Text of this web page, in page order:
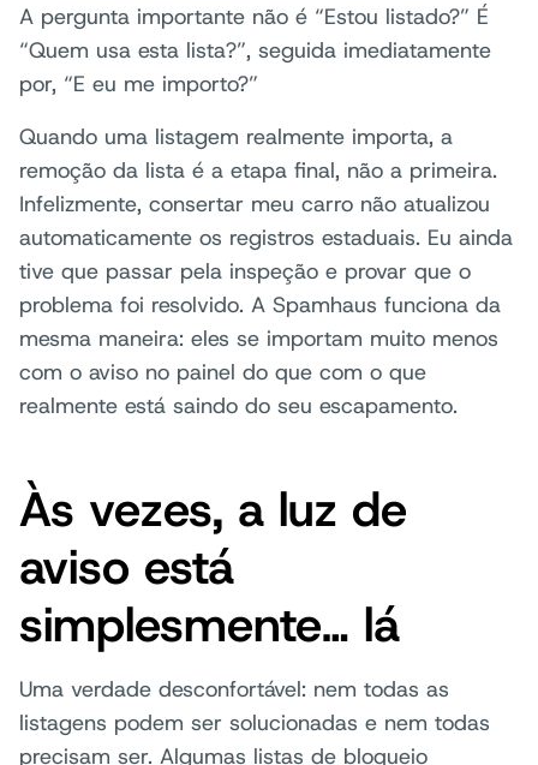
A pergunta importante não é “Estou listado?” É
“Quem usa esta lista?”, seguida imediatamente
por, “E eu me importo?”
Quando uma listagem realmente importa, a
remoção da lista é a etapa final, não a primeira.
Infelizmente, consertar meu carro não atualizou
automaticamente os registros estaduais. Eu ainda
tive que passar pela inspeção e provar que o
problema foi resolvido. A Spamhaus funciona da
mesma maneira: eles se importam muito menos
com o aviso no painel do que com o que
realmente está saindo do seu escapamento.
Às vezes, a luz de
aviso está
simplesmente… lá
Uma verdade desconfortável: nem todas as
listagens podem ser solucionadas e nem todas
precisam ser. Algumas listas de bloqueio